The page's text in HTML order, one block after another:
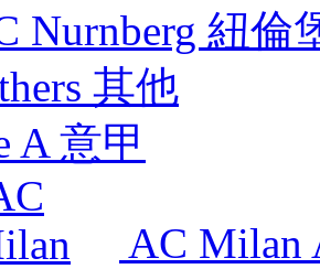
Nurnberg 紐倫
其他
A 意甲
AC Milan